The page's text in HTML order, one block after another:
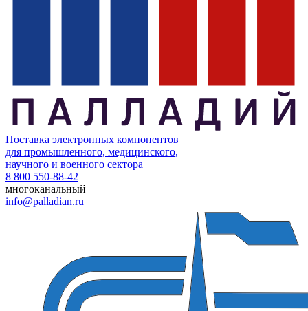
Поставка электронных компонентов
для промышленного, медицинского,
научного и военного сектора
8 800 550-88-42
многоканальный
info@palladian.ru